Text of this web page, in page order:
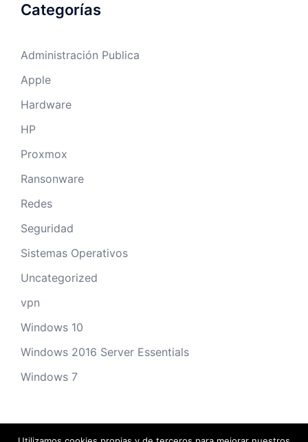
Categorías
Administración Publica
Apple
Hardware
HP
Proxmox
Ransonware
Redes
Seguridad
Sistemas Operativos
Uncategorized
vpn
Windows 10
Windows 2016 Server Essentials
Windows 7